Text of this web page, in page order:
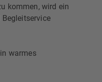
kommen, wird ein
warmes